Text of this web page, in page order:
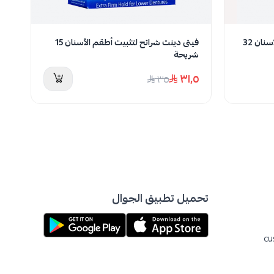
فيتى دينت أقراص تنظيف أطقم الأسنان 32
نفدت الكمية
فيتى دينت شرائح لتثبيت أطقم الأسنان 15
شريحة
٣١٫٥ ٣٥
تحميل تطبيق الجوال